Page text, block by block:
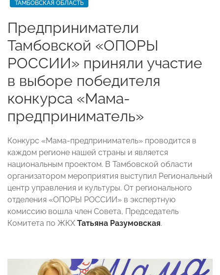
ТАМБОВСКАЯ ОБЛАСТЬ
Предприниматели
Тамбовской «ОПОРЫ
РОССИИ» приняли участие
в выборе победителя
конкурса «Мама-
предприниматель»
Конкурс «Мама-предприниматель» проводится в
каждом регионе нашей страны и является
национальным проектом. В Тамбовской области
организатором мероприятия выступил Региональный
центр управления и культуры. От регионального
отделения «ОПОРЫ РОССИИ» в экспертную
комиссию вошла член Совета, Председатель
Комитета по ЖКХ Татьяна Разумовская.